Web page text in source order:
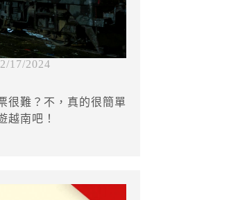
17/2024
很難？不，真的很簡單
越南吧！